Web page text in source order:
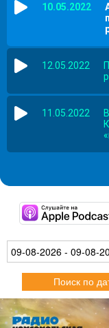
10.05.2022
12.05.2022
11.05.2022
09-08-2026 - 09-08-
Поиск по